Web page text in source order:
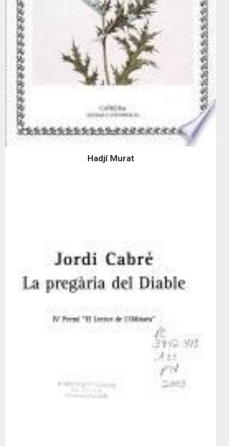
Hadjí Murat